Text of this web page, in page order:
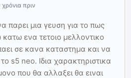
χρόνια πριν
παρει μια γευση για το πως
ενα τετοιο μελλοντικο
σε κανα καταστημα και να
το s5 neo. Ιδια χαρακτηριστικα
που θα αλλαξει θα ειναι